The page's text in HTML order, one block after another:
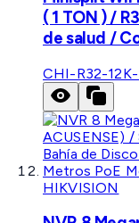
( 1 TON ) /
de salud /
CHI-R32-12K-
HIKVISION